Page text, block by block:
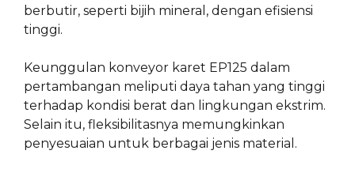
berbutir, seperti bijih mineral, dengan efisiensi
tinggi.
Keunggulan konveyor karet EP125 dalam
pertambangan meliputi daya tahan yang tinggi
terhadap kondisi berat dan lingkungan ekstrim.
Selain itu, fleksibilitasnya memungkinkan
penyesuaian untuk berbagai jenis material.